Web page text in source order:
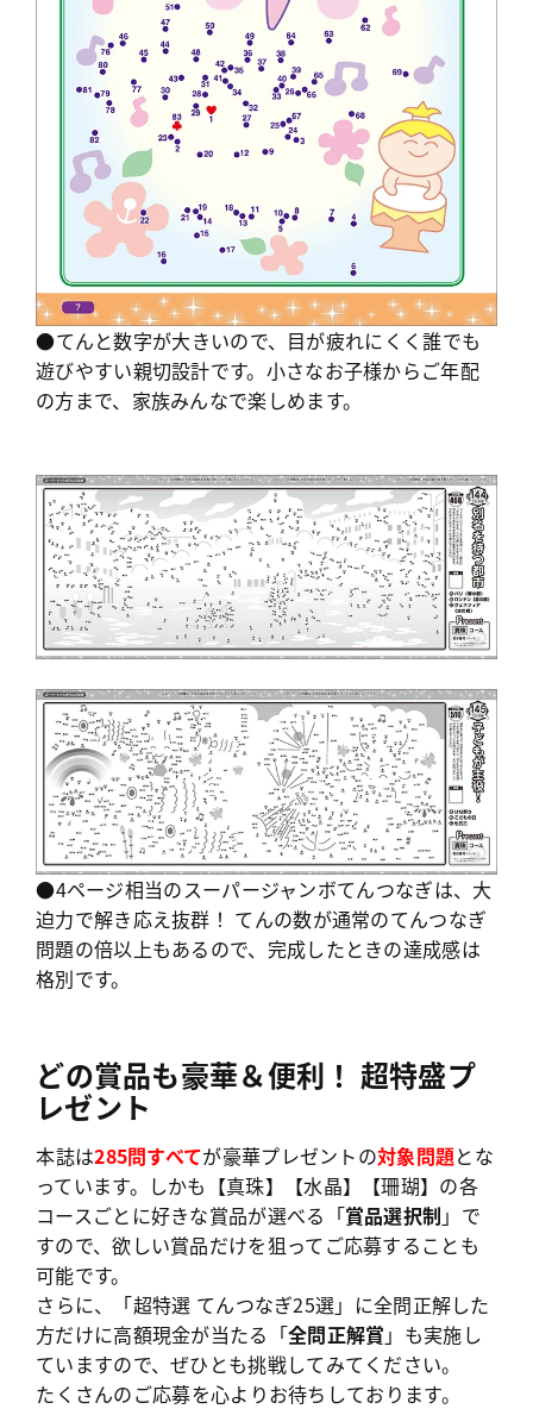
●てんと数字が大きいので、目が疲れにくく誰でも
遊びやすい親切設計です。小さなお子様からご年配
の方まで、家族みんなで楽しめます。
●4ページ相当のスーパージャンボてんつなぎは、大
迫力で解き応え抜群！ てんの数が通常のてんつなぎ
問題の倍以上もあるので、完成したときの達成感は
格別です。
どの賞品も豪華＆便利！ 超特盛プ
レゼント
本誌は285問すべてが豪華プレゼントの対象問題とな
っています。しかも【真珠】【水晶】【珊瑚】の各
コースごとに好きな賞品が選べる「賞品選択制 」で
すので、欲しい賞品だけを狙ってご応募することも
可能です。
さらに、「超特選 てんつなぎ25選」に全問正解した
方だけに高額現金が当たる「全問正解賞 」も実施し
ていますので、ぜひとも挑戦してみてください。
たくさんのご応募を心よりお待ちしております。